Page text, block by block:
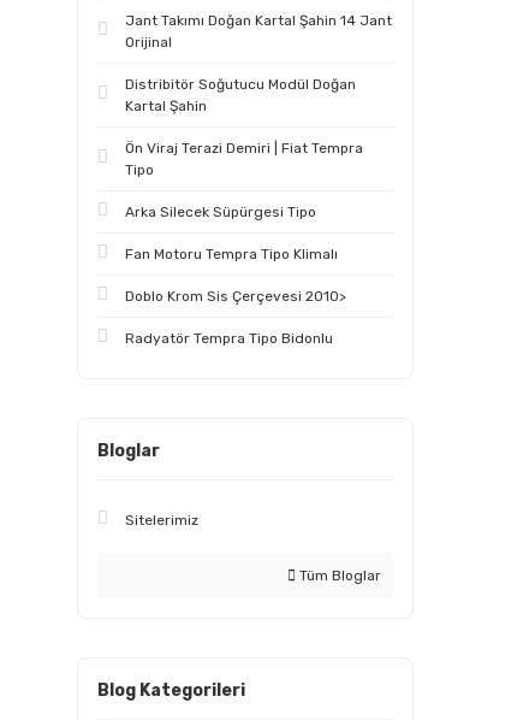
Jant Takımı Doğan Kartal Şahin 14 Jant
Orijinal
Distribitör Soğutucu Modül Doğan
Kartal Şahin
Ön Viraj Terazi Demiri | Fiat Tempra
Tipo
Arka Silecek Süpürgesi Tipo
Fan Motoru Tempra Tipo Klimalı
Doblo Krom Sis Çerçevesi 2010>
Radyatör Tempra Tipo Bidonlu
Bloglar
Sitelerimiz
Tüm Bloglar
Blog Kategorileri